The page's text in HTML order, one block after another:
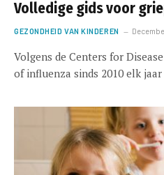
Volledige gids voor
GEZONDHEID VAN KINDEREN
Volgens de Centers for
of influenza sinds 2010 elk